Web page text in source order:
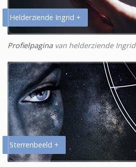
Helderziende Ingrid +
Profielpaginavan helderziende Ingrid
Sterrenbeeld +